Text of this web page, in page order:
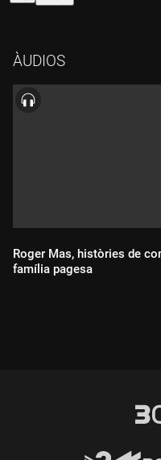
a la Mama, i en Gerard
ÀUDIOS
Roger Mas, històries de
família pagesa